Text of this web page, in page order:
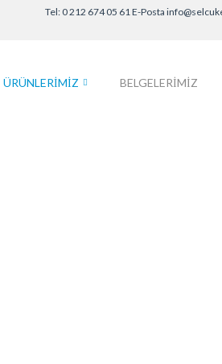
Tel: 0 212 674 05 61 E-Posta
ÜRÜNLERIMIZ BELGELERIMIZ